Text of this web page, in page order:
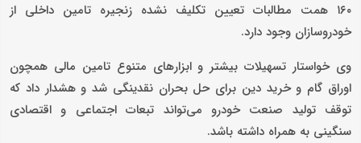
۱۶۰ همت مطالبات تعیین تکلیف نشده زنجیره تامین داخلی از
خودروسازان وجود دارد.
وی خواستار تسهیلات بیشتر و ابزارهای متنوع تامین مالی همچون
اوراق گام و خرید دین برای حل بحران نقدینگی شد و هشدار داد که
توقف تولید صنعت خودرو می‌تواند تبعات اجتماعی و اقتصادی
سنگینی به همراه داشته باشد.